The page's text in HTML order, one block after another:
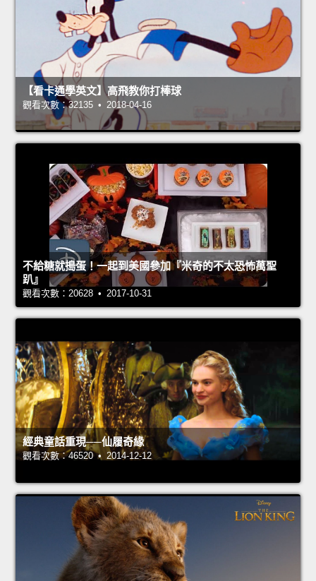
【看卡通學英文】高飛教你打棒球
觀看次數：32135 • 2018-04-16
不給糖就搗蛋！一起到美國參加『米奇的不太恐怖萬聖
趴』
觀看次數：20628 • 2017-10-31
經典童話重現──仙履奇緣
觀看次數：46520 • 2014-12-12